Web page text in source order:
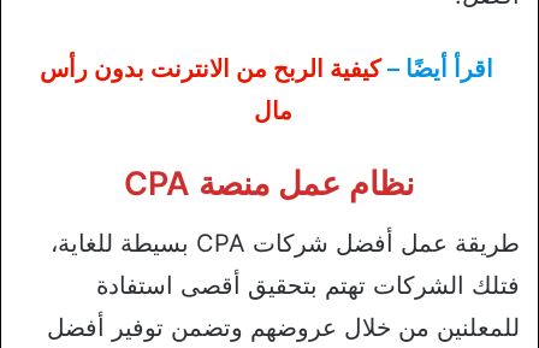
اقرأ أيضًا –كيفية الربح من الانترنت بدون رأس
مال
نظام عمل منصة CPA
طريقة عمل أفضل شركات CPA بسيطة للغاية،
فتلك الشركات تهتم بتحقيق أقصى استفادة
للمعلنين من خلال عروضهم وتضمن توفير أفضل